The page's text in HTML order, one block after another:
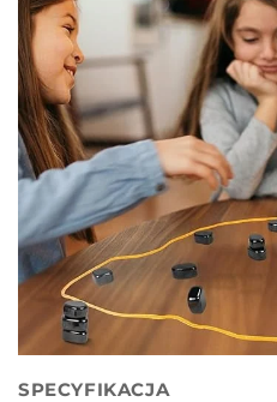
SPECYFIKACJA